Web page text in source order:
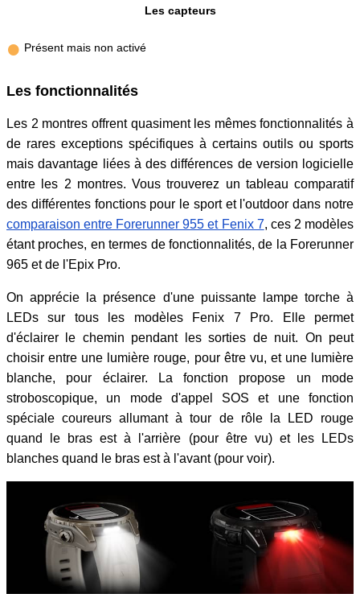
Les capteurs
• Présent mais non activé
Les fonctionnalités
Les 2 montres offrent quasiment les mêmes fonctionnalités à
de rares exceptions spécifiques à certains outils ou sports
mais davantage liées à des différences de version logicielle
entre les 2 montres. Vous trouverez un tableau comparatif
des différentes fonctions pour le sport et l'outdoor dans notre
comparaison entre Forerunner 955 et Fenix 7, ces 2 modèles
étant proches, en termes de fonctionnalités, de la Forerunner
965 et de l'Epix Pro.
On apprécie la présence d'une puissante lampe torche à
LEDs sur tous les modèles Fenix 7 Pro. Elle permet
d'éclairer le chemin pendant les sorties de nuit. On peut
choisir entre une lumière rouge, pour être vu, et une lumière
blanche, pour éclairer. La fonction propose un mode
stroboscopique, un mode d'appel SOS et une fonction
spéciale coureurs allumant à tour de rôle la LED rouge
quand le bras est à l'arrière (pour être vu) et les LEDs
blanches quand le bras est à l'avant (pour voir).